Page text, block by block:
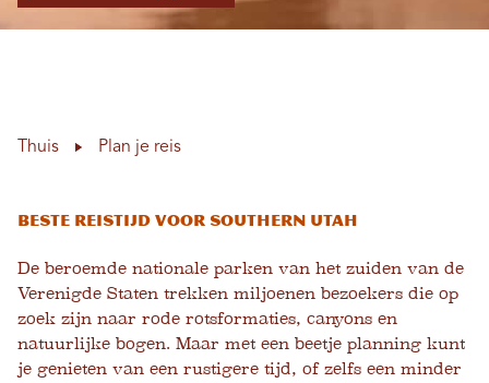
Thuis Plan je reis
Beste reistijd voor Southern Utah
De beroemde nationale parken van het zuiden van de
Verenigde Staten trekken miljoenen bezoekers die op
zoek zijn naar rode rotsformaties, canyons en
natuurlijke bogen. Maar met een beetje planning kunt
je genieten van een rustigere tijd, of zelfs een minder